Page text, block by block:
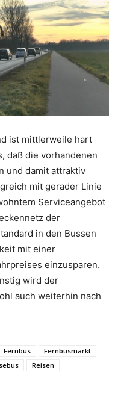
ist mittlerweile hart
daß die vorhandenen
und damit attraktiv
mit gerader Linie
Serviceangebot
der
in den Bussen
mit einer
einzusparen.
wird der
auch weiterhin nach
Fernbus
Fernbusmarkt
Reisen